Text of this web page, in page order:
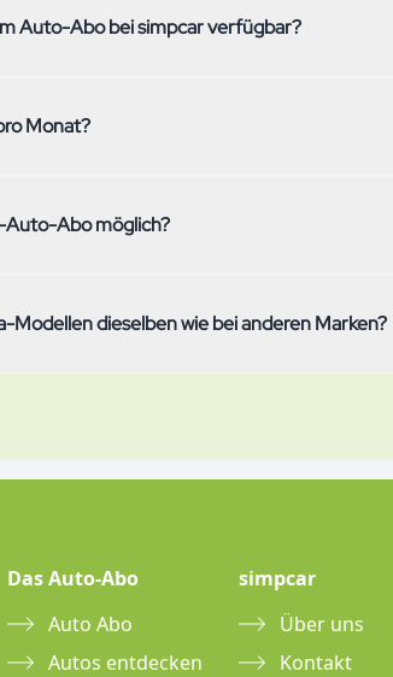
Auto-Abo bei simpcar verfügbar?
Da sich unser Sortiment laufend
Monat?
der gewählten Laufzeit (3–36 Monate),
Anzahlung ab. Versicherung, Service,
Auto-Abo möglich?
auf Monatsende. Bei einigen Dacia-Modellen
Modellen dieselben wie bei anderen Marken?
Autobahnvignette und 24/7-
Das Auto-Abo
Auto Abo
Autos entdecken
simpcar
Über uns
Kontakt